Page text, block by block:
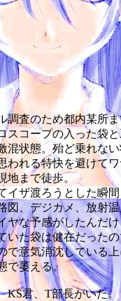
査のため都内某所ま
スコープの入った袋
混状態。殆ど乗れな
われる特快を避けてワ
地まで徒歩。
ザ渡ろうとした瞬間
図、デジカメ、放射
ヤな予感がしたんだ
いた袋は健在だった
で意気消沈している上
で萎える。
KS君、T部長がいた。